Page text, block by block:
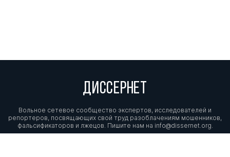
ДИССЕРНЕТ
Вольное сетевое сообщество экспертов, исследователей и
репортеров, посвящающих свой труд разоблачениям мошенников,
фальсификаторов и лжецов. Пишите нам на info@dissernet.org.